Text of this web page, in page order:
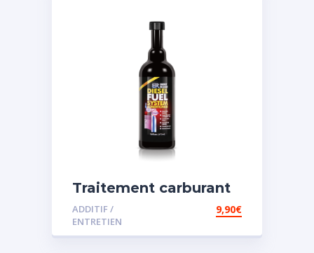
Traitement carburant
spécial diesel
ADDITIF /
ENTRETIEN
9,90€